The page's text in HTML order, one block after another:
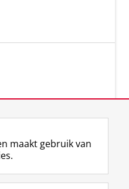
F
L
R I
Y
maakt gebruik van